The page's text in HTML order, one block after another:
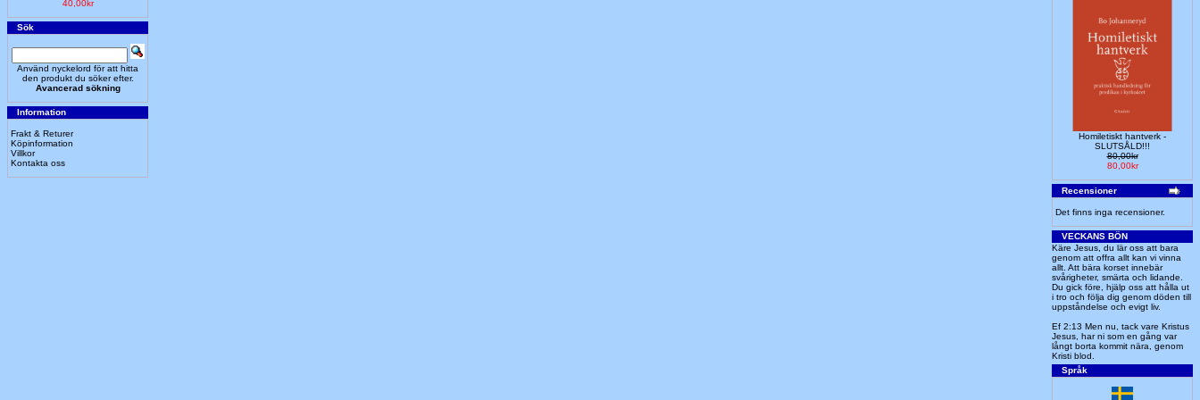
40,00kr
Sök
Använd nyckelord för att hitta
den produkt du söker efter.
Avancerad sökning
Information
Frakt & Returer
Köpinformation
Villkor
Kontakta oss
Homiletiskt hantverk -
SLUTSÅLD!!!
80,00kr
80,00kr
Recensioner
Det finns inga recensioner.
VECKANS BÖN
Käre Jesus, du lär oss att bara
genom att offra allt kan vi vinna
allt. Att bära korset innebär
svårigheter, smärta och lidande.
Du gick före, hjälp oss att hålla ut
i tro och följa dig genom döden till
uppståndelse och evigt liv.
Ef 2:13 Men nu, tack vare Kristus
Jesus, har ni som en gång var
långt borta kommit nära, genom
Kristi blod.
Språk